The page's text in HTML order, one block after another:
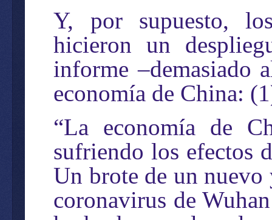
Y, por supuesto,
hicieron un
informe –demasiado
economía de China:
“La economía de
sufriendo los efectos
Un brote de un
coronavirus de